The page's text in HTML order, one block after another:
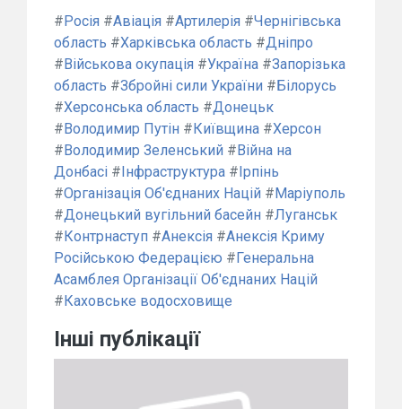
#Росія #Авіація #Артилерія #Чернігівська
область #Харківська область #Дніпро
#Військова окупація #Україна #Запорізька
область #Збройні сили України #Білорусь
#Херсонська область #Донецьк
#Володимир Путін #Київщина #Херсон
#Володимир Зеленський #Війна на
Донбасі #Інфраструктура #Ірпінь
#Організація Об'єднаних Націй #Маріуполь
#Донецький вугільний басейн #Луганськ
#Контрнаступ #Анексія #Анексія Криму
Російською Федерацією #Генеральна
Асамблея Організації Об'єднаних Націй
#Каховське водосховище
Інші публікації